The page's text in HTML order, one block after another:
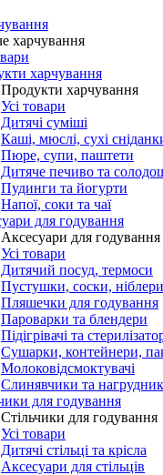
харчування
харчування
Продукти харчування
Усі товари
Дитячі суміші
Каші, мюслі, сухі
Пюре, супи, паштети
Дитяче печиво та
Пудинги та йогурти
Напої, соки та чаї
для годування
Аксесуари для годування
Усі товари
Дитячий посуд, термоси
Пустушки, соски, ніблери
Пляшечки для годування
Пароварки та блендери
Підігрівачі та
Сушарки, контейнери,
Молоковідсмоктувачі
Слинявчики та
для годування
Стільчики для годування
Усі товари
Дитячі стільці та крісла
Аксесуари для стільців